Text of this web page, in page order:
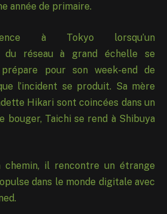
année de primaire.
à Tokyo lorsqu’un
du réseau à grand échelle se
pour son week-end de
l’incident se produit. Sa mère
Hikari sont coincées dans un
bouger, Taichi se rend à Shibuya
chemin, il rencontre un étrange
dans le monde digitale avec